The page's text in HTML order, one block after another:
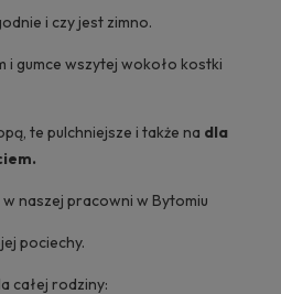
i czy jest zimno.
i gumce wszytej wokoło kostki
te pulchniejsze i także na dla
naszej pracowni w Bytomiu
pociechy.
całej rodziny: